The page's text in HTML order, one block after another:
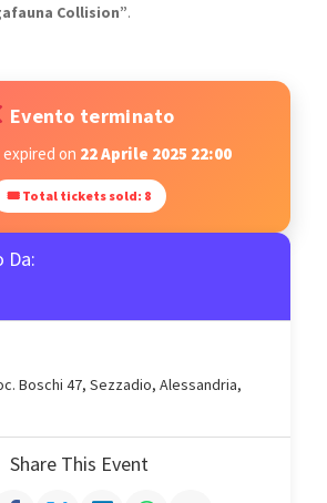
Collision”.
Evento terminato
on 22 Aprile 2025 22:00
🎟 Total tickets sold: 8
Da:
Boschi 47, Sezzadio, Alessandria,
Share This Event